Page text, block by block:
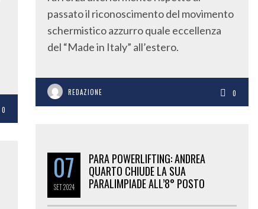
0
passato il riconoscimento del movimento
schermistico azzurro quale eccellenza
del “Made in Italy” all’estero.
REDAZIONE 0
07
SET2024
PARA POWERLIFTING: ANDREA
QUARTO CHIUDE LA SUA
PARALIMPIADE ALL’8° POSTO